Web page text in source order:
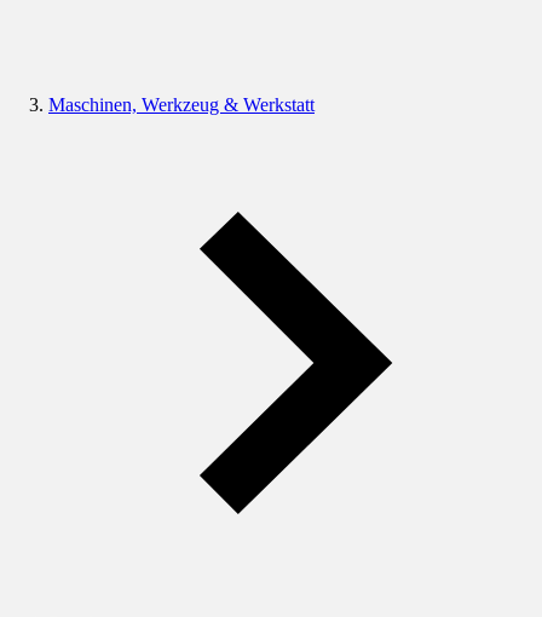
Maschinen, Werkzeug & Werkstatt